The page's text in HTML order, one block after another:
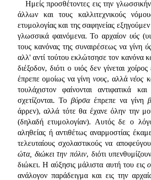
Ημείς προσθέτοντες εις την
άλλων και τους καλλιτεχνικούς
ετυμολογίας και της σαφηνείας
γλωσσικά φαινόμενα. Το αρχαίον υύς
τους κανόνας της συναιρέσεως να γίνη
αλλ' αντί τούτου εκλώτσησε τον κανόνα
διέξοδον, διότι ο υιός δεν γίνεται
έπρεπε ομοίως να γίνη νους, αλλάνέος
τουλάχιστον φαίνονται αντιφατικά
σχετίζονται. Το βύρσαέπρεπε να γίνη
άρρεν), αλλά τότε θα έχανε όλην την
(δηλαδή ετυμολογίαν). Αυτός δε ο
αληθείας ή αντιθέτως αναρμοστίας
τελευταίους σχολαστικούς να
ώτα, διώκει την πόλιν, διότι
διώκει. Η αύξησις μάλιστα αυτή του εις
ανάλογον παράδειγμα και εις την